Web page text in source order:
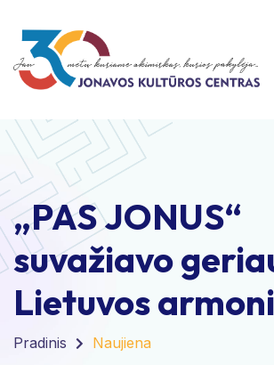
„PAS JONUS“
suvažiavo
Lietuvos
Pradinis Naujiena